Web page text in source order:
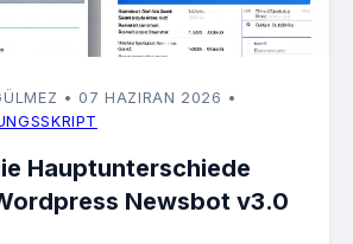
• 07 HAZIRAN 2026 •
Hauptunterschiede
Newsbot v3.0